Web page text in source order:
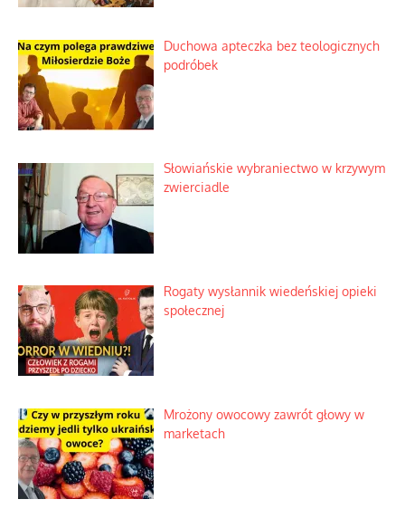
Duchowa apteczka bez teologicznych
podróbek
Słowiańskie wybraniectwo w krzywym
zwierciadle
Rogaty wysłannik wiedeńskiej opieki
społecznej
Mrożony owocowy zawrót głowy w
marketach